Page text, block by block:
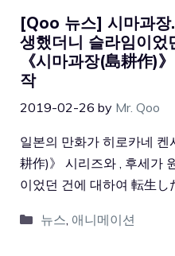
[Qoo 뉴스] 시마과장
생했더니 슬라임이
《시마과장(島耕作)
작
2019-02-26 by Mr. Qoo
일본의 만화가 히로카네
耕作)》 시리즈와 , 후세가
이었던 건에 대하여 転生
뉴스 애니메이션